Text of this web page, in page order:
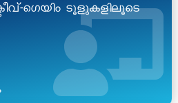
ഗെയിം ടൂളുകളിലൂടെ